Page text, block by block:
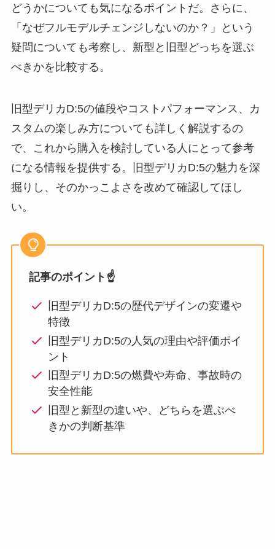
どうかについても気になるポイントだ。さらに、
「なぜフルモデルチェンジしないのか？」という
疑問についても考察し、新型と旧型どっちを選ぶ
べきかを比較する。
旧型デリカD:5の値段やコストパフォーマンス、カ
スタムの楽しみ方についても詳しく解説するの
で、これから購入を検討している人にとって参考
になる情報を提供する。旧型デリカD:5の魅力を深
掘りし、そのかっこよさを改めて確認してほし
い。
記事のポイント☝️
旧型デリカD:5の歴代デザインの変遷や
特徴
旧型デリカD:5の人気の理由や評価ポイ
ント
旧型デリカD:5の燃費や寿命、事故時の
安全性能
旧型と新型の違いや、どちらを選ぶべ
きかの判断基準